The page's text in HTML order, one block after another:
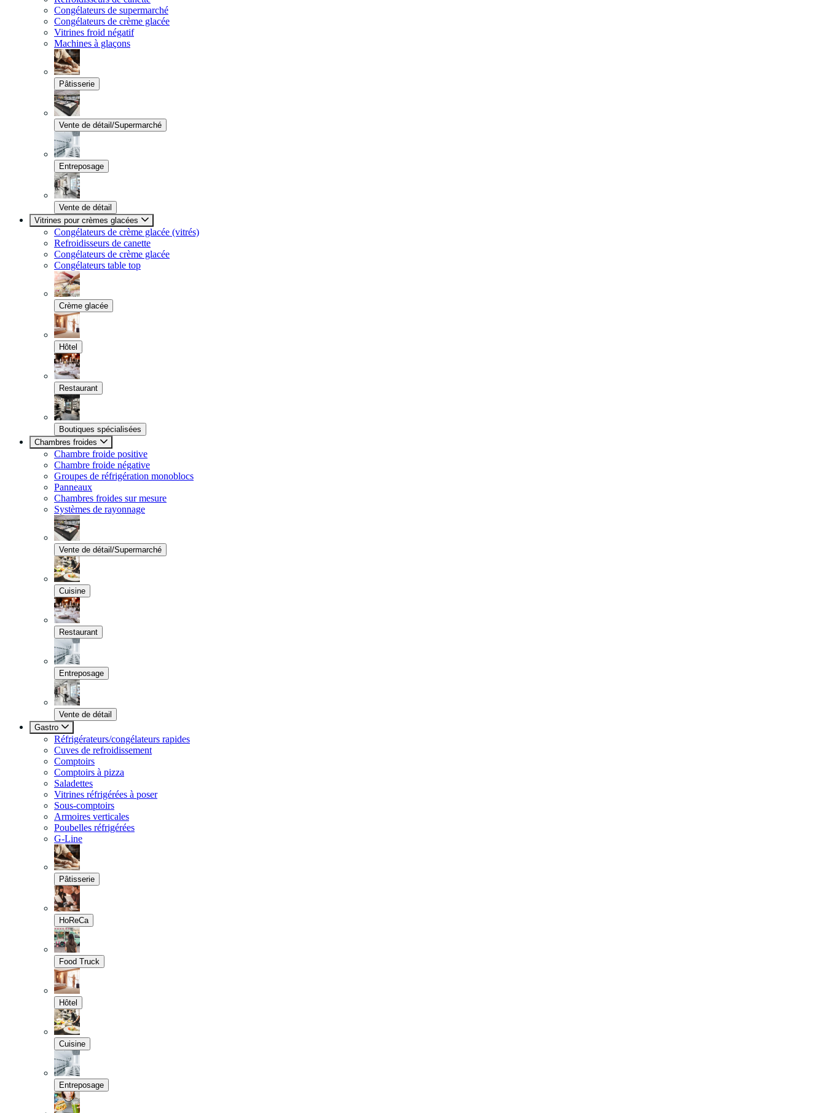
Congélateurs de supermarché
Congélateurs de crème glacée
Vitrines froid négatif
Machines à glaçons
Pâtisserie
Vente de détail/Supermarché
Entreposage
Vente de détail
Vitrines pour crèmes glacées
Congélateurs de crème glacée (vitrés)
Refroidisseurs de canette
Congélateurs de crème glacée
Congélateurs table top
Crème glacée
Hôtel
Restaurant
Boutiques spécialisées
Chambres froides
Chambre froide positive
Chambre froide négative
Groupes de réfrigération monoblocs
Panneaux
Chambres froides sur mesure
Systèmes de rayonnage
Vente de détail/Supermarché
Cuisine
Restaurant
Entreposage
Vente de détail
Gastro
Réfrigérateurs/congélateurs rapides
Cuves de refroidissement
Comptoirs
Comptoirs à pizza
Saladettes
Vitrines réfrigérées à poser
Sous-comptoirs
Armoires verticales
Poubelles réfrigérées
G-Line
Pâtisserie
HoReCa
Food Truck
Hôtel
Cuisine
Entreposage